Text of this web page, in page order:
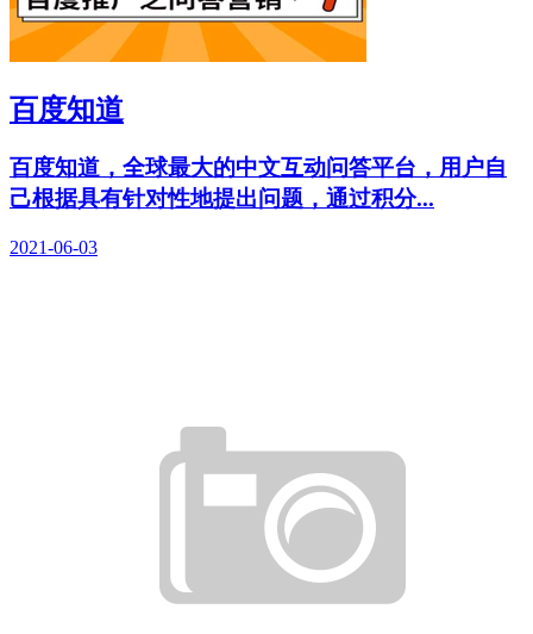
百度知道
百度知道，全球最大的中文互动问答平台，用户自
己根据具有针对性地提出问题，通过积分...
2021-06-03